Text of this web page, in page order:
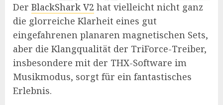
Der BlackShark V2 hat vielleicht nicht ganz
die glorreiche Klarheit eines gut
eingefahrenen planaren magnetischen Sets,
aber die Klangqualität der TriForce-Treiber,
insbesondere mit der THX-Software im
Musikmodus, sorgt für ein fantastisches
Erlebnis.